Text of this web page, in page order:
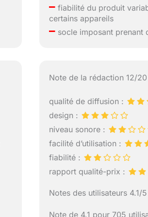
– fiabilité du produit
certains appareils
– socle imposant prenant
Note de la rédaction 12/20
qualité de diffusion :
design :
niveau sonore :
facilité d’utilisation :
fiabilité :
rapport qualité-prix :
Notes des utilisateurs 4.1/5
Note de 4.1 pour 705